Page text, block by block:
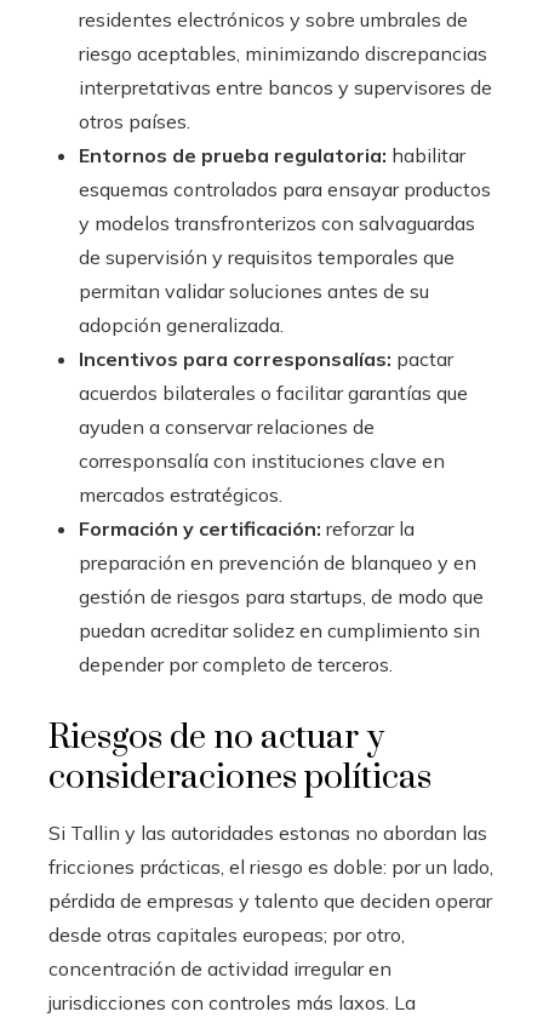
residentes electrónicos y sobre umbrales de
riesgo aceptables, minimizando discrepancias
interpretativas entre bancos y supervisores de
otros países.
Entornos de prueba regulatoria: habilitar
esquemas controlados para ensayar productos
y modelos transfronterizos con salvaguardas
de supervisión y requisitos temporales que
permitan validar soluciones antes de su
adopción generalizada.
Incentivos para corresponsalías: pactar
acuerdos bilaterales o facilitar garantías que
ayuden a conservar relaciones de
corresponsalía con instituciones clave en
mercados estratégicos.
Formación y certificación: reforzar la
preparación en prevención de blanqueo y en
gestión de riesgos para startups, de modo que
puedan acreditar solidez en cumplimiento sin
depender por completo de terceros.
Riesgos de no actuar y
consideraciones políticas
Si Tallin y las autoridades estonas no abordan las
fricciones prácticas, el riesgo es doble: por un lado,
pérdida de empresas y talento que deciden operar
desde otras capitales europeas; por otro,
concentración de actividad irregular en
jurisdicciones con controles más laxos. La